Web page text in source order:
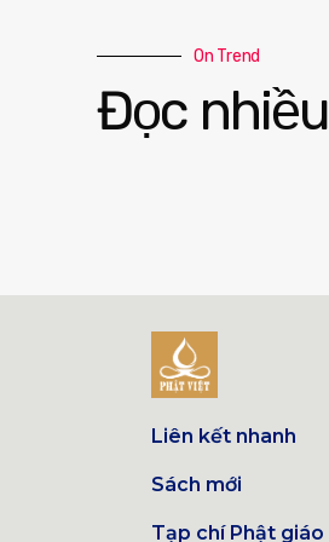
On Trend
Đọc nhiều
Liên kết nhanh
Sách mới
Tạp chí Phật giáo